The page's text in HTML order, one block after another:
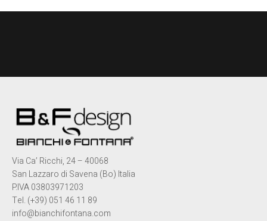
Via Ca’ Ricchi, 24 – 40068
San Lazzaro di Savena (Bo) Italia
P.IVA 03803971203
Tel. (+39) 051 46 11 89
info@bianchifontana.com